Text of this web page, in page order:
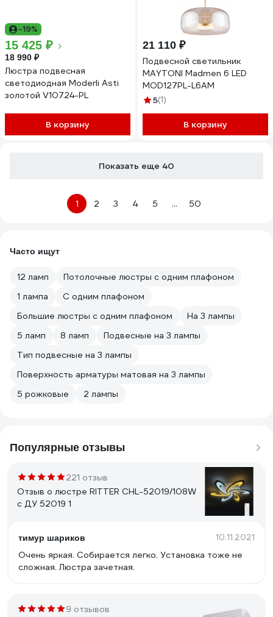
-19%
15 425 ₽
18 990 ₽
Люстра подвесная
светодиодная Moderli Asti
золотой V10724-PL
В корзину
21 110 ₽
Подвесной светильник
MAYTONI Madmen 6 LED
MOD127PL-L6AM
5(1)
В корзину
Показать еще 40
1 2 3 4 5 ... 50
Часто ищут
12 ламп
Потолочные люстры с одним плафоном
1 лампа
С одним плафоном
Большие люстры с одним плафоном
На 3 лампы
5 ламп
8 ламп
Подвесные на 3 лампы
Тип подвесные на 3 лампы
Поверхность арматуры матовая на 3 лампы
5 рожковые
2 лампы
Популярные отзывы
221 отзыв
Отзыв о люстре RITTER CHL-52019/108W
с ДУ 52019 1
тимур шариков 10.11.2021
Очень яркая. Собирается легко. Установка тоже не
сложная. Люстра зачетная.
9 отзывов